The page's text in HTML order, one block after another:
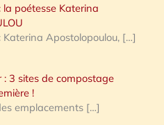
poétesse Katerina
Apostolopoulou, […]
: 3 sites de compostage
!
emplacements […]